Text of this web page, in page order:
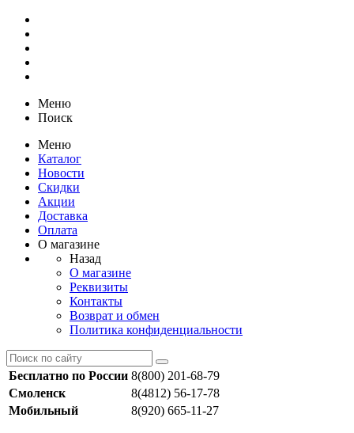
Меню
Поиск
Меню
Каталог
Новости
Скидки
Акции
Доставка
Оплата
О магазине
Назад
О магазине
Реквизиты
Контакты
Возврат и обмен
Политика конфиденциальности
Бесплатно по России 8(800) 201-68-79
Смоленск
8(4812) 56-17-78
Мобильный
8(920) 665-11-27